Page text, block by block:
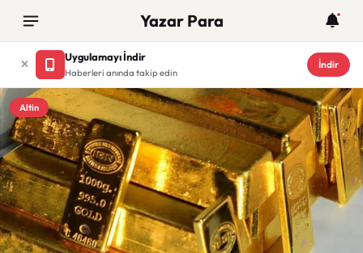
Yazar Para
Uygulamayı İndir
Haberleri anında takip edin
İndir
Altin